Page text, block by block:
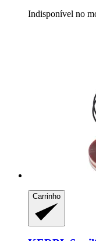
Indisponível no
Carrinho